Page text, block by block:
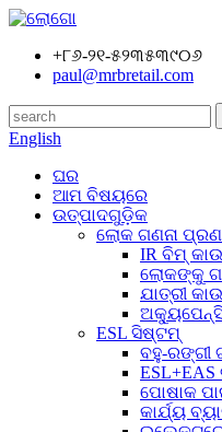
+୮୬-୨୧-୫୨୩୫୩୯୦୬
paul@mrbretail.com
English
ଘର
ଆମ ବିଷୟରେ
ଉତ୍ପାଦଗୁଡ଼ିକ
ଲୋକ ଗଣନା
IR ବିମ୍
ଲୋକଙ୍କୁ
ଯାତ୍ରୀ
ଅକ୍ୟୁପେନ୍ସି
ESL ସିଷ୍ଟମ୍
ବହୁ-ରଙ୍ଗୀ
ପୋଷାକ
କାର୍ଯ୍ୟ